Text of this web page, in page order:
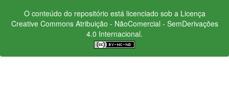
O conteúdo do repositório está licenciado sob a Licença
Creative CommonsAtribuição - NãoComercial - SemDerivações
4.0 Internacional.